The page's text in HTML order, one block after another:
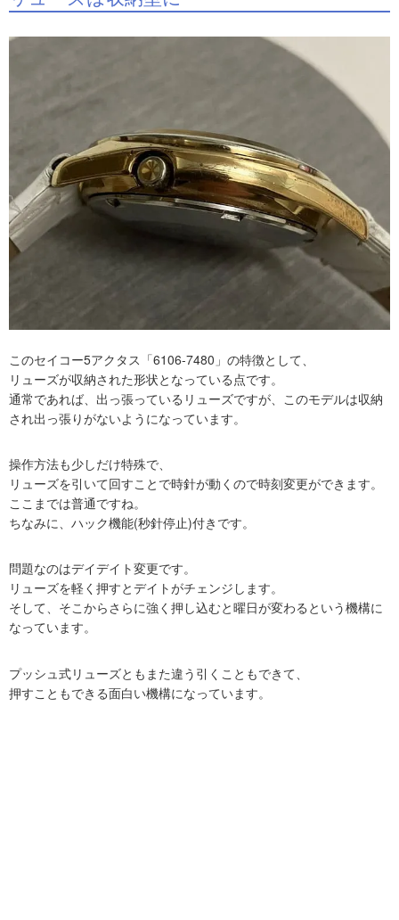
このセイコー5アクタス「6106-7480」の特徴として、
リューズが収納された形状となっている点です。
通常であれば、出っ張っているリューズですが、このモデルは収納
され出っ張りがないようになっています。
操作方法も少しだけ特殊で、
リューズを引いて回すことで時針が動くので時刻変更ができます。
ここまでは普通ですね。
ちなみに、ハック機能(秒針停止)付きです。
問題なのはデイデイト変更です。
リューズを軽く押すとデイトがチェンジします。
そして、そこからさらに強く押し込むと曜日が変わるという機構に
なっています。
プッシュ式リューズともまた違う引くこともできて、
押すこともできる面白い機構になっています。